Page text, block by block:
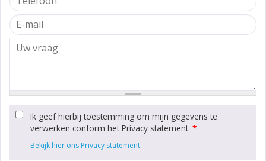
Ik geef hierbij toestemming om mijn gegevens te
verwerken conform het Privacy statement. *
Bekijk hier ons Privacy statement